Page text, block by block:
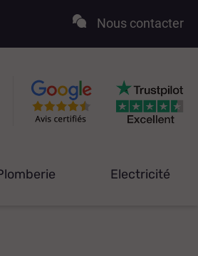
Nous contacter
Electricité